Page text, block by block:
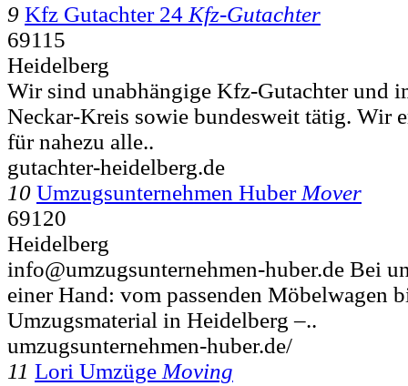
9 Kfz Gutachter 24 Kfz-Gutachter
69115
Heidelberg
Wir sind unabhängige Kfz-Gutachter und
Neckar-Kreis sowie bundesweit tätig. Wir
für nahezu alle..
gutachter-heidelberg.de
10 Umzugsunternehmen Huber Mover
69120
Heidelberg
info@umzugsunternehmen-huber.de Bei
einer Hand: vom passenden Möbelwagen
Umzugsmaterial in Heidelberg –..
umzugsunternehmen-huber.de/
11 Lori Umzüge Moving